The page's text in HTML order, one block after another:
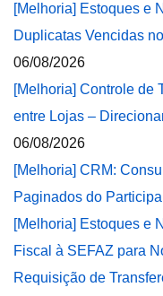
[Melhoria] Estoques e
Duplicatas Vencidas
06/08/2026
[Melhoria] Controle de
entre Lojas –
06/08/2026
[Melhoria] CRM:
Paginados do
[Melhoria] Estoques e
Fiscal à SEFAZ para
Requisição de